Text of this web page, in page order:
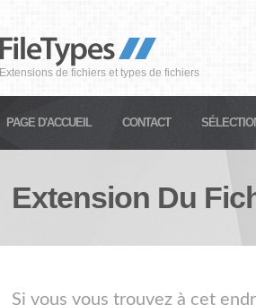
Extensions de fichiers et types de fichiers
PAGE D'ACCUEIL CONTACT
Extension Du
Si vous vous trouvez à cet